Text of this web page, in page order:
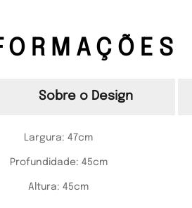
Sobre o Design
Largura: 47cm
Profundidade: 45cm
Altura: 45cm